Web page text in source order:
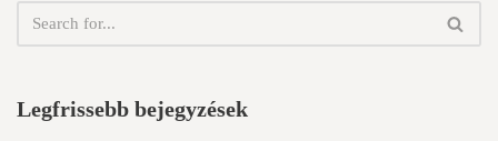
Legfrissebb bejegyzések